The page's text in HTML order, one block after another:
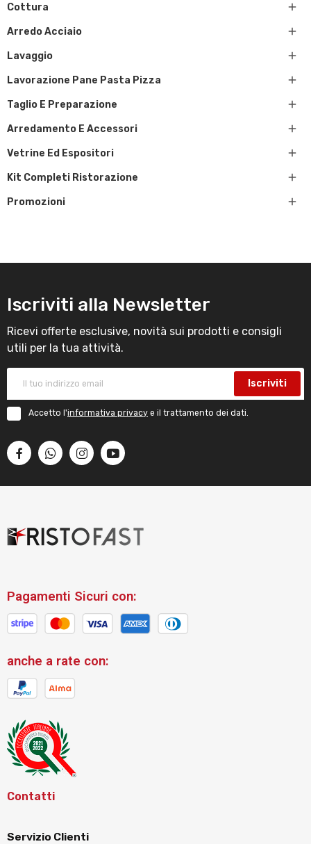
Cottura 
Arredo Acciaio 
Lavaggio 
Lavorazione Pane Pasta Pizza 
Taglio E Preparazione 
Arredamento E Accessori 
Vetrine Ed Espositori 
Kit Completi Ristorazione 
Promozioni 
Iscriviti alla Newsletter
Ricevi offerte esclusive, novità sui prodotti e consigli
utili per la tua attività.
Iscriviti
Accetto l'informativa privacy e il trattamento dei dati.
Pagamenti Sicuri con:
anche a rate con:
Contatti
Servizio Clienti